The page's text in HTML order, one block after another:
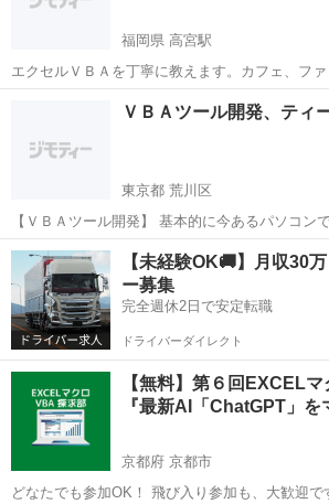
福岡県 高宮駅
エクセルＶＢＡを丁寧に教えます。カフェ、フ
1,000円でお教えいたします。ワンドリンクご負
でよろしくお願いいたします。
VBA
ＶＢＡツール開発、ティ
東京都 荒川区
【ＶＢＡツール開発】 基本的に今あるパソコン
れているソフト（EXCEL、ACCESS、その他）
その為、設備投資は０円になります。 「こんな事が出来たら良いな
ぁ」と思う事はほぼ...
東京 荒川区 VBA ACCESS
【未経験OK🚚】月収30
ー募集
完全週休2日で安定転職
ドライバーダイレクト
【無料】第６回EXCEL
『最新AI「ChatGPT」
京都府 京都市
どなたでも参加OK！ 飛び入り参加も、大歓迎で